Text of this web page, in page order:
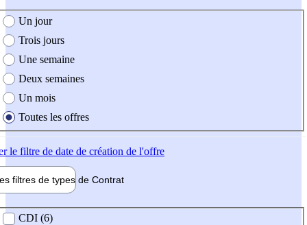
création de l'offre
Un jour
Trois jours
Une semaine
Deux semaines
Un mois
Toutes les offres
le filtre de date de création de l'offre
filtres de types de Contrat
contrat
CDI (6)